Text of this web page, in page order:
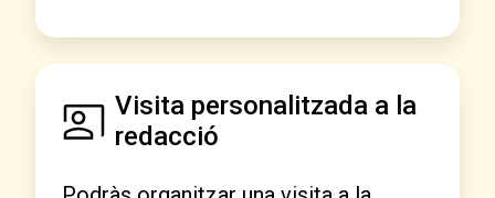
Visita personalitzada a la
redacció